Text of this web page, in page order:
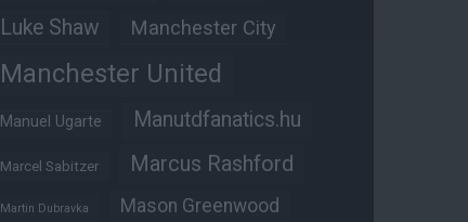
Luke Shaw Manchester City
Manchester United
Manuel Ugarte Manutdfanatics.hu
Marcel Sabitzer Marcus Rashford
Martin Dubravka Mason Greenwood